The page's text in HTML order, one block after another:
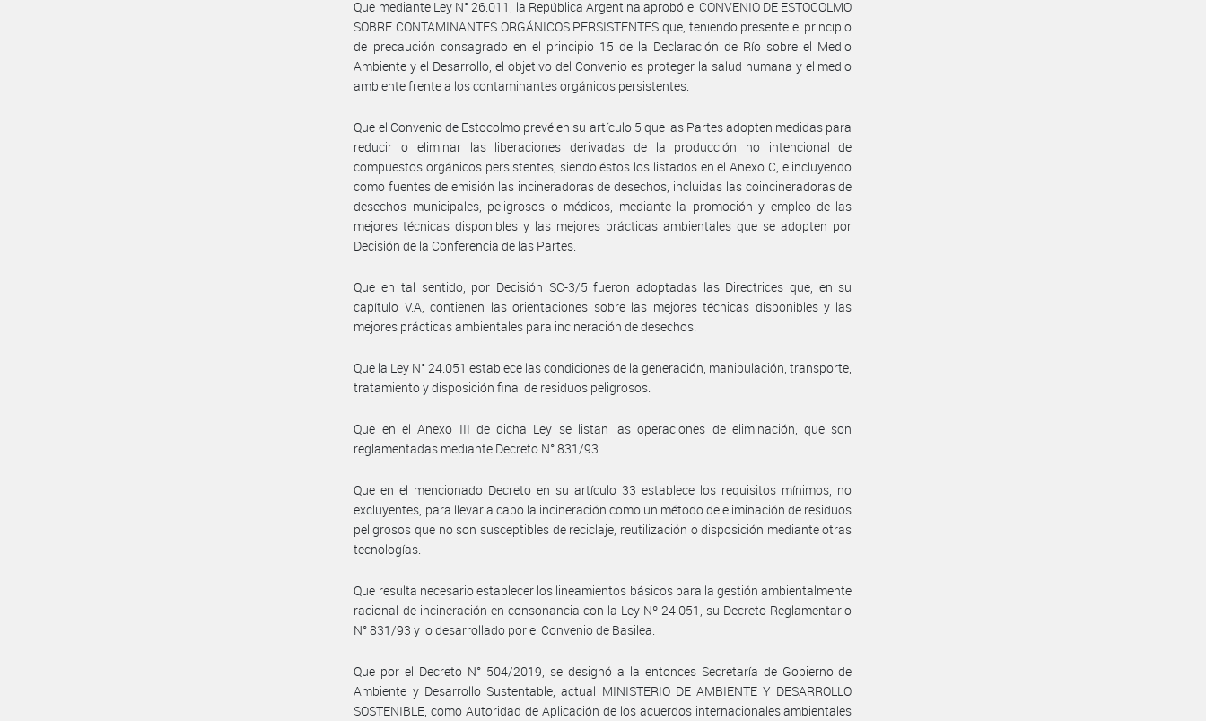
Que mediante Ley N° 26.011, la República Argentina aprobó el CONVENIO DE ESTOCOLMO
SOBRE CONTAMINANTES ORGÁNICOS PERSISTENTES que, teniendo presente el principio
de precaución consagrado en el principio 15 de la Declaración de Río sobre el Medio
Ambiente y el Desarrollo, el objetivo del Convenio es proteger la salud humana y el medio
ambiente frente a los contaminantes orgánicos persistentes.
Que el Convenio de Estocolmo prevé en su artículo 5 que las Partes adopten medidas para
reducir o eliminar las liberaciones derivadas de la producción no intencional de
compuestos orgánicos persistentes, siendo éstos los listados en el Anexo C, e incluyendo
como fuentes de emisión las incineradoras de desechos, incluidas las coincineradoras de
desechos municipales, peligrosos o médicos, mediante la promoción y empleo de las
mejores técnicas disponibles y las mejores prácticas ambientales que se adopten por
Decisión de la Conferencia de las Partes.
Que en tal sentido, por Decisión SC-3/5 fueron adoptadas las Directrices que, en su
capítulo V.A, contienen las orientaciones sobre las mejores técnicas disponibles y las
mejores prácticas ambientales para incineración de desechos.
Que la Ley N° 24.051 establece las condiciones de la generación, manipulación, transporte,
tratamiento y disposición final de residuos peligrosos.
Que en el Anexo III de dicha Ley se listan las operaciones de eliminación, que son
reglamentadas mediante Decreto N° 831/93.
Que en el mencionado Decreto en su artículo 33 establece los requisitos mínimos, no
excluyentes, para llevar a cabo la incineración como un método de eliminación de residuos
peligrosos que no son susceptibles de reciclaje, reutilización o disposición mediante otras
tecnologías.
Que resulta necesario establecer los lineamientos básicos para la gestión ambientalmente
racional de incineración en consonancia con la Ley Nº 24.051, su Decreto Reglamentario
N° 831/93 y lo desarrollado por el Convenio de Basilea.
Que por el Decreto N° 504/2019, se designó a la entonces Secretaría de Gobierno de
Ambiente y Desarrollo Sustentable, actual MINISTERIO DE AMBIENTE Y DESARROLLO
SOSTENIBLE, como Autoridad de Aplicación de los acuerdos internacionales ambientales